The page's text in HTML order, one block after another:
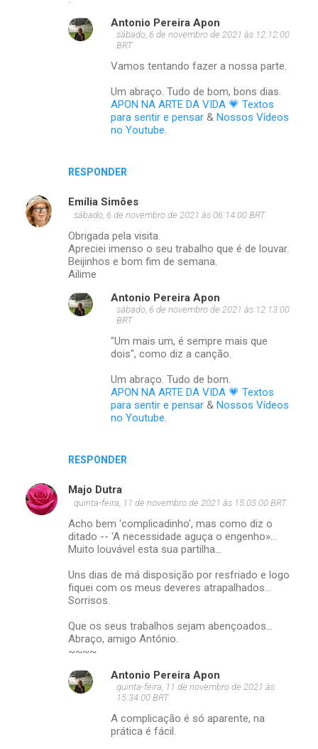
RESPONDER
Antonio Pereira Apon
sábado, 6 de novembro de 2021 às 12:12:00
BRT
Vamos tentando fazer a nossa parte.
Um abraço. Tudo de bom, bons dias.
APON NA ARTE DA VIDA 💗 Textos
para sentir e pensar & Nossos Vídeos
no Youtube
Emília Simões
sábado, 6 de novembro de 2021 às 06:14:00 BRT
Obrigada pela visita.
Apreciei imenso o seu trabalho que é de louvar.
Beijinhos e bom fim de semana.
Ailime
RESPONDER
Antonio Pereira Apon
sábado, 6 de novembro de 2021 às 12:13:00
BRT
"Um mais um, é sempre mais que
dois", como diz a canção.
Um abraço. Tudo de bom.
APON NA ARTE DA VIDA 💗 Textos
para sentir e pensar & Nossos Vídeos
no Youtube
Majo Dutra
quinta-feira, 11 de novembro de 2021 às 15:03:00 BRT
Acho bem 'complicadinho', mas como diz o
ditado -- 'A necessidade aguça o engenho»...
Muito louvável esta sua partilha...
Uns dias de má disposição por resfriado e logo
fiquei com os meus deveres atrapalhados...
Sorrisos.
Que os seus trabalhos sejam abençoados...
Abraço, amigo António.
~~~~
Antonio Pereira Apon
quinta-feira, 11 de novembro de 2021 às
15:34:00 BRT
A complicação é só aparente, na
prática é fácil.